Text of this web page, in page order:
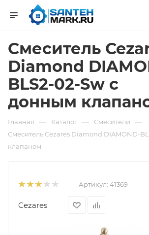
Смеситель
Diamond
BLS2-02-Sw с
донным
Главная — Каталог — Смесители —
Смеситель Cezares Diamond DIAMOND-
клапаном
Артикул: 41369
Cezares